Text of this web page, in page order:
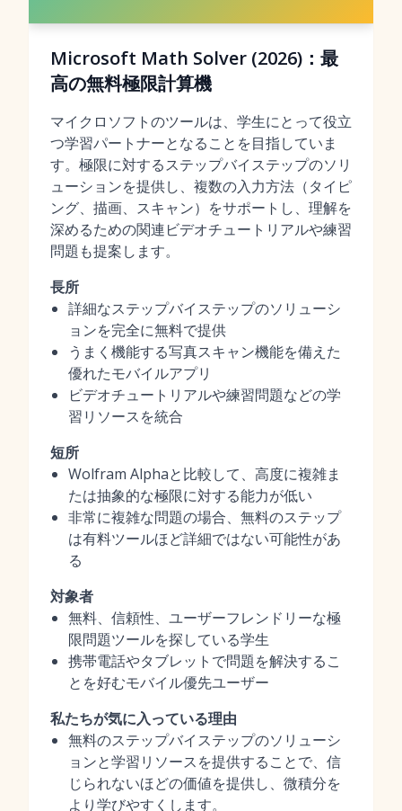
Microsoft Math Solver (2026)：最
高の無料極限計算機
マイクロソフトのツールは、学生にとって役立
つ学習パートナーとなることを目指していま
す。極限に対するステップバイステップのソリ
ューションを提供し、複数の入力方法（タイピ
ング、描画、スキャン）をサポートし、理解を
深めるための関連ビデオチュートリアルや練習
問題も提案します。
長所
詳細なステップバイステップのソリューシ
ョンを完全に無料で提供
うまく機能する写真スキャン機能を備えた
優れたモバイルアプリ
ビデオチュートリアルや練習問題などの学
習リソースを統合
短所
Wolfram Alphaと比較して、高度に複雑ま
たは抽象的な極限に対する能力が低い
非常に複雑な問題の場合、無料のステップ
は有料ツールほど詳細ではない可能性があ
る
対象者
無料、信頼性、ユーザーフレンドリーな極
限問題ツールを探している学生
携帯電話やタブレットで問題を解決するこ
とを好むモバイル優先ユーザー
私たちが気に入っている理由
無料のステップバイステップのソリューシ
ョンと学習リソースを提供することで、信
じられないほどの価値を提供し、微積分を
より学びやすくします。